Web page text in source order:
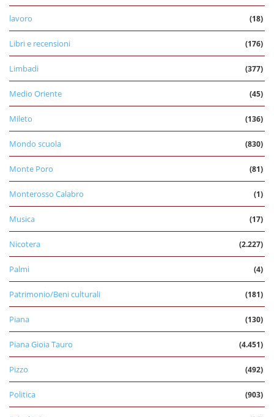
lavoro (18)
Libri e recensioni (176)
Limbadi (377)
Medio Oriente (45)
Mileto (136)
Mondo scuola (830)
Monte Poro (81)
Monterosso Calabro (1)
Musica (17)
Nicotera (2.227)
Palmi (4)
Patrimonio/Beni culturali (181)
Piana (130)
Piana Gioia Tauro (4.451)
Pizzo (492)
Politica (903)